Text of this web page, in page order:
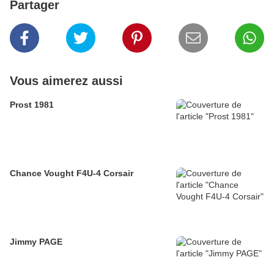
Partager
Vous aimerez aussi
Prost 1981
Chance Vought F4U-4 Corsair
Jimmy PAGE